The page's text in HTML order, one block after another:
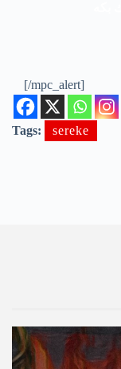
[/mpc_alert]
Tags: sereke